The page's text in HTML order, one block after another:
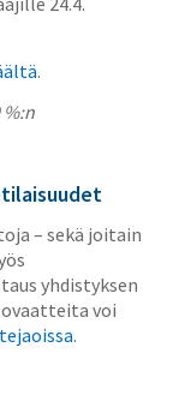
.
– sekä joitain
yhdistyksen
voi
.